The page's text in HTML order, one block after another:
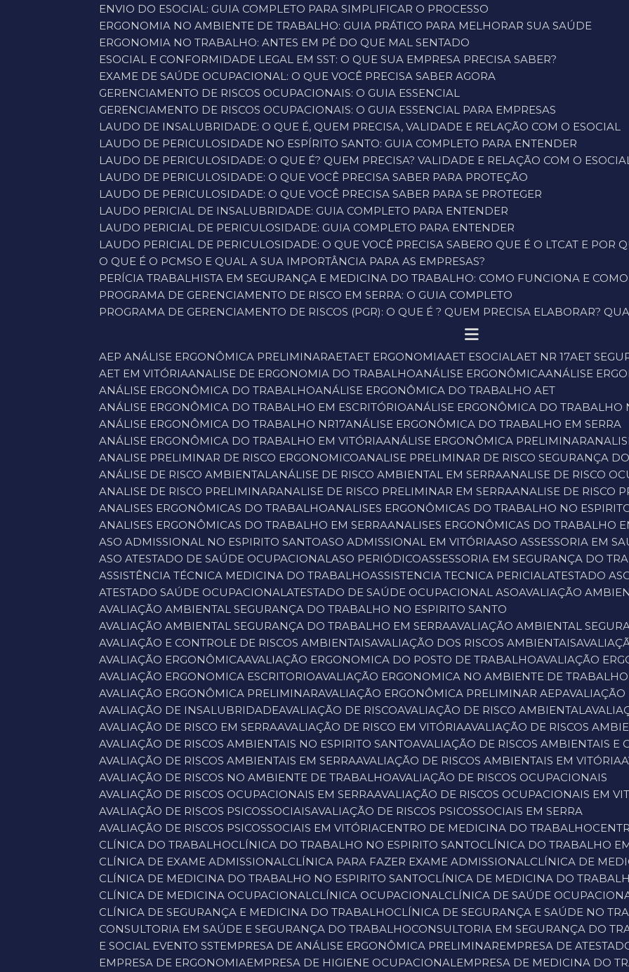
ENVIO DO ESOCIAL: GUIA COMPLETO PARA SIMPLIFICAR O PROCESSO
ERGONOMIA NO AMBIENTE DE TRABALHO: GUIA PRÁTICO PARA MELHORAR SUA SAÚDE
ERGONOMIA NO TRABALHO: ANTES EM PÉ DO QUE MAL SENTADO
ESOCIAL E CONFORMIDADE LEGAL EM SST: O QUE SUA EMPRESA PRECISA SABER?
EXAME DE SAÚDE OCUPACIONAL: O QUE VOCÊ PRECISA SABER AGORA
GERENCIAMENTO DE RISCOS OCUPACIONAIS: O GUIA ESSENCIAL
GERENCIAMENTO DE RISCOS OCUPACIONAIS: O GUIA ESSENCIAL PARA EMPRESAS
LAUDO DE INSALUBRIDADE: O QUE É, QUEM PRECISA, VALIDADE E RELAÇÃO COM O ESOCIAL
LAUDO DE PERICULOSIDADE NO ESPÍRITO SANTO: GUIA COMPLETO PARA ENTENDER
LAUDO DE PERICULOSIDADE: O QUE É? QUEM PRECISA? VALIDADE E RELAÇÃO COM O
LAUDO DE PERICULOSIDADE: O QUE VOCÊ PRECISA SABER PARA PROTEÇÃO
LAUDO DE PERICULOSIDADE: O QUE VOCÊ PRECISA SABER PARA SE PROTEGER
LAUDO PERICIAL DE INSALUBRIDADE: GUIA COMPLETO PARA ENTENDER
LAUDO PERICIAL DE PERICULOSIDADE: GUIA COMPLETO PARA ENTENDER
LAUDO PERICIAL DE PERICULOSIDADE: O QUE VOCÊ PRECISA SABER
O QUE É O LTCAT E
O QUE É O PCMSO E QUAL A SUA IMPORTÂNCIA PARA AS EMPRESAS?
PERÍCIA TRABALHISTA EM SEGURANÇA E MEDICINA DO TRABALHO: COMO FUNCIONA E
PROGRAMA DE GERENCIAMENTO DE RISCO EM SERRA: O GUIA COMPLETO
PROGRAMA DE GERENCIAMENTO DE RISCOS (PGR): O QUE É ? QUEM PRECISA ELABORAR?
AEP ANÁLISE ERGONÔMICA PRELIMINAR AET AET ERGONOMIA AET ESOCIAL AET NR 17
AET
AET EM VITÓRIA
ANALISE DE ERGONOMIA DO TRABALHO ANÁLISE ERGONÔMICA
ANÁLISE
ANÁLISE ERGONÔMICA DO TRABALHO
ANÁLISE ERGONÔMICA DO TRABALHO AET
ANÁLISE ERGONÔMICA DO TRABALHO EM ESCRITÓRIO
ANÁLISE ERGONÔMICA DO TRABALHO
ANÁLISE ERGONÔMICA DO TRABALHO NR17
ANÁLISE ERGONÔMICA DO TRABALHO EM SERRA
ANÁLISE ERGONÔMICA DO TRABALHO EM VITÓRIA
ANÁLISE ERGONÔMICA PRELIMINAR
ANALISE PRELIMINAR DE RISCO ERGONOMICO
ANALISE PRELIMINAR DE RISCO SEGURANÇA
ANÁLISE DE RISCO AMBIENTAL
ANÁLISE DE RISCO AMBIENTAL EM SERRA
ANALISE DE RISCO
ANALISE DE RISCO PRELIMINAR
ANALISE DE RISCO PRELIMINAR EM SERRA
ANALISE DE RISCO
ANALISES ERGONÔMICAS DO TRABALHO
ANALISES ERGONÔMICAS DO TRABALHO NO
ANALISES ERGONÔMICAS DO TRABALHO EM SERRA
ANALISES ERGONÔMICAS DO TRABALHO
ASO ADMISSIONAL NO ESPIRITO SANTO ASO ADMISSIONAL EM VITÓRIA ASO ASSESSORIA EM
ASO ATESTADO DE SAÚDE OCUPACIONAL ASO PERIÓDICO ASSESSORIA EM SEGURANÇA DO
ASSISTÊNCIA TÉCNICA MEDICINA DO TRABALHO ASSISTENCIA TECNICA PERICIAL ATESTADO
ATESTADO SAÚDE OCUPACIONAL ATESTADO DE SAÚDE OCUPACIONAL ASO AVALIAÇÃO
AVALIAÇÃO AMBIENTAL SEGURANÇA DO TRABALHO NO ESPIRITO SANTO
AVALIAÇÃO AMBIENTAL SEGURANÇA DO TRABALHO EM SERRA AVALIAÇÃO AMBIENTAL
AVALIAÇÃO E CONTROLE DE RISCOS AMBIENTAIS AVALIAÇÃO DOS RISCOS AMBIENTAIS
AVALIAÇÃO ERGONÔMICA AVALIAÇÃO ERGONOMICA DO POSTO DE TRABALHO AVALIAÇÃO
AVALIAÇÃO ERGONOMICA ESCRITORIO AVALIAÇÃO ERGONOMICA NO AMBIENTE DE TRABALHO
AVALIAÇÃO ERGONÔMICA PRELIMINAR AVALIAÇÃO ERGONÔMICA PRELIMINAR AEP
AVALIAÇÃO DE INSALUBRIDADE AVALIAÇÃO DE RISCO AVALIAÇÃO DE RISCO AMBIENTAL
AVALIAÇÃO DE RISCO EM SERRA AVALIAÇÃO DE RISCO EM VITÓRIA AVALIAÇÃO DE RISCOS
AVALIAÇÃO DE RISCOS AMBIENTAIS NO ESPIRITO SANTO AVALIAÇÃO DE RISCOS AMBIENTAIS E
AVALIAÇÃO DE RISCOS AMBIENTAIS EM SERRA AVALIAÇÃO DE RISCOS AMBIENTAIS EM VITÓRIA
AVALIAÇÃO DE RISCOS NO AMBIENTE DE TRABALHO AVALIAÇÃO DE RISCOS OCUPACIONAIS
AVALIAÇÃO DE RISCOS OCUPACIONAIS EM SERRA AVALIAÇÃO DE RISCOS OCUPACIONAIS EM
AVALIAÇÃO DE RISCOS PSICOSSOCIAIS AVALIAÇÃO DE RISCOS PSICOSSOCIAIS EM SERRA
AVALIAÇÃO DE RISCOS PSICOSSOCIAIS EM VITÓRIA
CENTRO DE MEDICINA DO TRABALHO
CLÍNICA DO TRABALHO
CLÍNICA DO TRABALHO NO ESPIRITO SANTO
CLÍNICA DO TRABALHO
CLÍNICA DE EXAME ADMISSIONAL
CLÍNICA PARA FAZER EXAME ADMISSIONAL
CLÍNICA DE
CLÍNICA DE MEDICINA DO TRABALHO NO ESPIRITO SANTO
CLÍNICA DE MEDICINA DO
CLÍNICA DE MEDICINA OCUPACIONAL
CLÍNICA OCUPACIONAL
CLÍNICA DE SAÚDE
CLÍNICA DE SEGURANÇA E MEDICINA DO TRABALHO
CLÍNICA DE SEGURANÇA E SAÚDE NO
CONSULTORIA EM SAÚDE E SEGURANÇA DO TRABALHO
CONSULTORIA EM SEGURANÇA DO
E SOCIAL EVENTO SST EMPRESA DE ANÁLISE ERGONÔMICA PRELIMINAR
EMPRESA DE
EMPRESA DE ERGONOMIA EMPRESA DE HIGIENE OCUPACIONAL EMPRESA DE MEDICINA DO